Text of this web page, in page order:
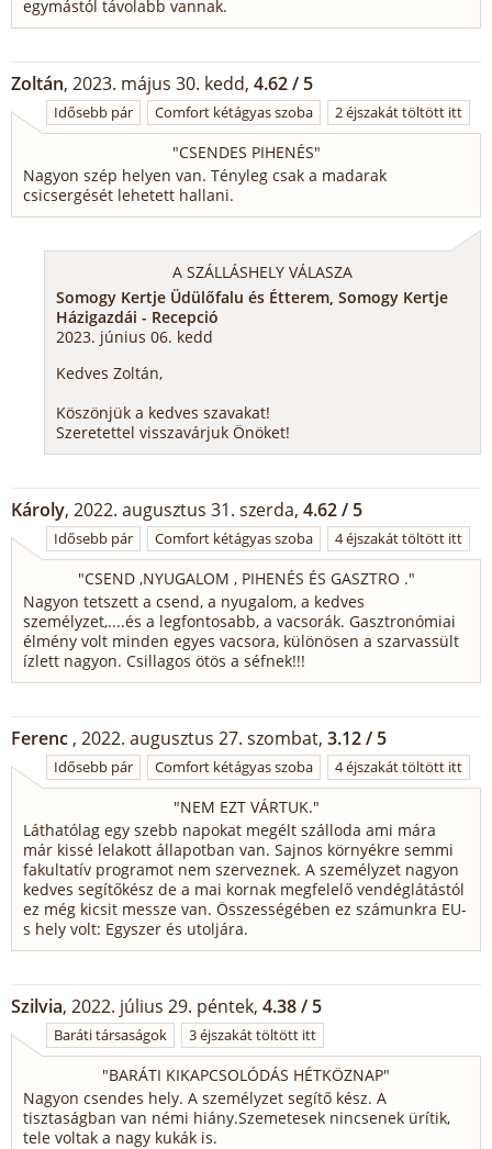
egymástól távolabb vannak.
Zoltán, 2023. május 30. kedd, 4.62 / 5
Idősebb pár Comfort kétágyas szoba 2 éjszakát töltött itt
"CSENDES PIHENÉS"
Nagyon szép helyen van. Tényleg csak a madarak
csicsergését lehetett hallani.
A SZÁLLÁSHELY VÁLASZA
Somogy Kertje Üdülőfalu és Étterem, Somogy Kertje
Házigazdái - Recepció
2023. június 06. kedd
Kedves Zoltán,
Köszönjük a kedves szavakat!
Szeretettel visszavárjuk Önöket!
Károly, 2022. augusztus 31. szerda, 4.62 / 5
Idősebb pár Comfort kétágyas szoba 4 éjszakát töltött itt
"CSEND ,NYUGALOM , PIHENÉS ÉS GASZTRO ."
Nagyon tetszett a csend, a nyugalom, a kedves
személyzet,....és a legfontosabb, a vacsorák. Gasztronómiai
élmény volt minden egyes vacsora, különösen a szarvassült
ízlett nagyon. Csillagos ötös a séfnek!!!
Ferenc , 2022. augusztus 27. szombat, 3.12 / 5
Idősebb pár Comfort kétágyas szoba 4 éjszakát töltött itt
"NEM EZT VÁRTUK."
Láthatólag egy szebb napokat megélt szálloda ami mára
már kissé lelakott állapotban van. Sajnos környékre semmi
fakultatív programot nem szerveznek. A személyzet nagyon
kedves segítőkész de a mai kornak megfelelő vendéglátástól
ez még kicsit messze van. Összességében ez számunkra EU-
s hely volt: Egyszer és utoljára.
Szilvia, 2022. július 29. péntek, 4.38 / 5
Baráti társaságok 3 éjszakát töltött itt
"BARÁTI KIKAPCSOLÓDÁS HÉTKÖZNAP"
Nagyon csendes hely. A személyzet segítő kész. A
tisztaságban van némi hiány.Szemetesek nincsenek ürítik,
tele voltak a nagy kukák is.